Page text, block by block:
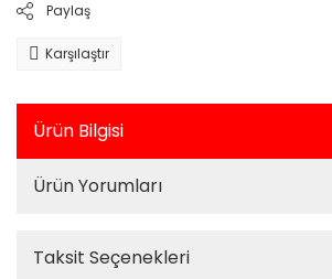
Paylaş
Karşılaştır
Ürün Bilgisi
Ürün Yorumları
Taksit Seçenekleri